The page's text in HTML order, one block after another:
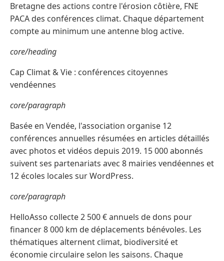
Bretagne des actions contre l'érosion côtière, FNE
PACA des conférences climat. Chaque département
compte au minimum une antenne blog active.
core/heading
Cap Climat & Vie : conférences citoyennes
vendéennes
core/paragraph
Basée en Vendée, l'association organise 12
conférences annuelles résumées en articles détaillés
avec photos et vidéos depuis 2019. 15 000 abonnés
suivent ses partenariats avec 8 mairies vendéennes et
12 écoles locales sur WordPress.
core/paragraph
HelloAsso collecte 2 500 € annuels de dons pour
financer 8 000 km de déplacements bénévoles. Les
thématiques alternent climat, biodiversité et
économie circulaire selon les saisons. Chaque